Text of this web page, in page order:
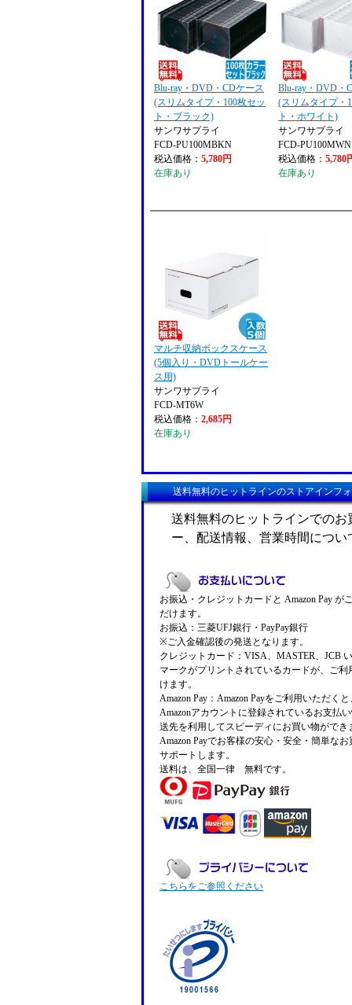
Blu-ray・DVD・CDケース
(スリムタイプ・100枚セッ
ト・ブラック)
サンワサプライ
FCD-PU100MBKN
税込価格： 5,780円
在庫あり
Blu-ray・DVD・
(スリムタイプ・
ト・ホワイト)
サンワサプライ
FCD-PU100MWN
税込価格：5,780
在庫あり
マルチ収納ボックスケース
(5個入り・DVDトールケー
ス用)
サンワサプライ
FCD-MT6W
税込価格： 2,685円
在庫あり
送料無料のヒットラインのストアインフ
送料無料のヒットラインでの
ー、配送情報、営業時間につ
お振込・クレジットカードと Amazon Pay が
だけます。
お振込：三菱UFJ銀行・PayPay銀行
※ご入金確認後の発送となります。
クレジットカード：VISA、MASTER、JCB
マークがプリントされているカードが、ご利
けます。
Amazon Pay：Amazon Payをご利用いただく
Amazonアカウントに登録されているお支払
送先を利用してスピーディにお買い物ができ
Amazon Payでお客様の安心・安全・簡単な
サポートします。
送料は、全国一律 無料です。
こちらをご参照ください